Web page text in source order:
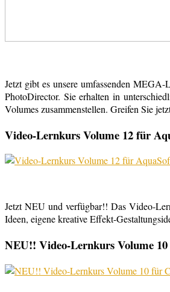
Jetzt gibt es unsere umfassenden
PhotoDirector. Sie erhalten in
Volumes zusammenstellen. Greifen Sie
Video-Lernkurs Volume 12 für
Jetzt NEU und verfügbar!! Das Video-
Ideen, eigene kreative Effekt-
NEU!! Video-Lernkurs Volume